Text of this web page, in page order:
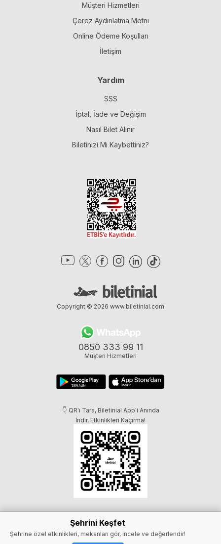
Şehrini Keşfet
Şehrine özel etkinlikleri, mekanları gör, incele ve değerlendir!
Müşteri Hizmetleri
Çerez Aydınlatma Metni
Online Ödeme Koşulları
İletişim
Yardım
SSS
İptal, İade ve Değişim
Nasıl Bilet Alınır
Biletinizi Mi Kaybettiniz?
0850 333 99 11
Müşteri Hizmetleri
👇 QR'ı Tara, Biletinial App'i Anında
İndir, Etkinlikleri Kaçırma!
Copyright © 2026 www.biletinial.com